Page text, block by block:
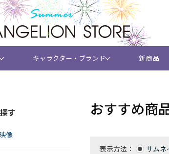
キャラクター・ブランド 新商品
す
像
おすすめ商
表示方法： サムネ